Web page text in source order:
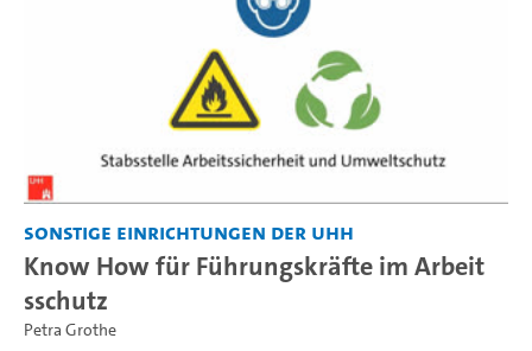
Sonstige Einrichtungen der UHH
Know How für Führungskräfte im Arbeit
sschutz
Petra Grothe